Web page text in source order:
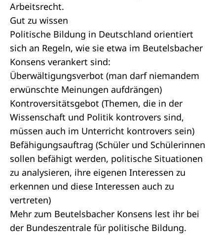
Arbeitsrecht.
Gut zu wissen
Politische Bildung in Deutschland orientiert
sich an Regeln, wie sie etwa im Beutelsbacher
Konsens verankert sind:
Überwältigungsverbot (man darf niemandem
erwünschte Meinungen aufdrängen)
Kontroversitätsgebot (Themen, die in der
Wissenschaft und Politik kontrovers sind,
müssen auch im Unterricht kontrovers sein)
Befähigungsauftrag (Schüler und Schülerinnen
sollen befähigt werden, politische Situationen
zu analysieren, ihre eigenen Interessen zu
erkennen und diese Interessen auch zu
vertreten)
Mehr zum Beutelsbacher Konsens lest ihr bei
der Bundeszentrale für politische Bildung.